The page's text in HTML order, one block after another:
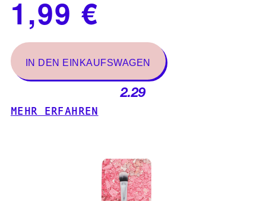
2.29
MEHR ERFAHREN